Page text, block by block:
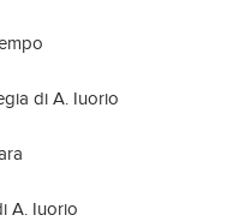
di A. Iuorio
A. Iuorio